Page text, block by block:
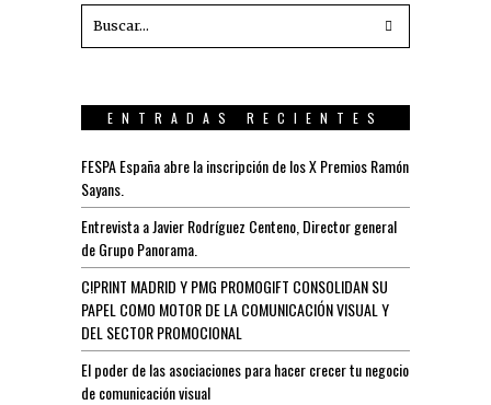
ENTRADAS RECIENTES
FESPA España abre la inscripción de los X Premios Ramón
Sayans.
Entrevista a Javier Rodríguez Centeno, Director general
de Grupo Panorama.
C!PRINT MADRID Y PMG PROMOGIFT CONSOLIDAN SU
PAPEL COMO MOTOR DE LA COMUNICACIÓN VISUAL Y
DEL SECTOR PROMOCIONAL
El poder de las asociaciones para hacer crecer tu negocio
de comunicación visual